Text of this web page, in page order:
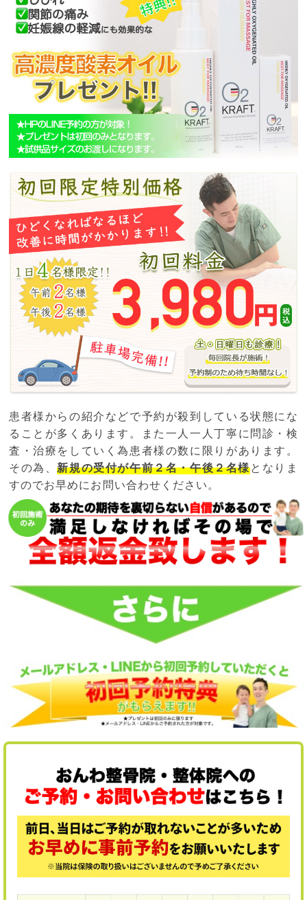
患者様からの紹介などで予約が殺到している状態にな
ることが多くあります。また一人一人丁寧に問診・検
査・治療をしていく為患者様の数に限りがあります。
その為、新規の受付が午前２名・午後２名様となりま
すのでお早めにお問い合わせください。